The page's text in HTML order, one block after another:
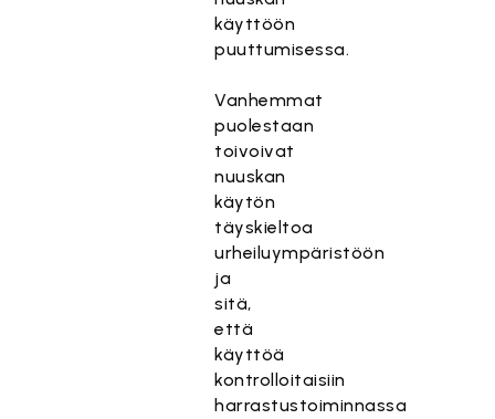
käyttöön
puuttumisessa.
Vanhemmat
puolestaan
toivoivat
nuuskan
käytön
täyskieltoa
urheiluympäristöön
ja
sitä,
että
käyttöä
kontrolloitaisiin
harrastustoiminnassa